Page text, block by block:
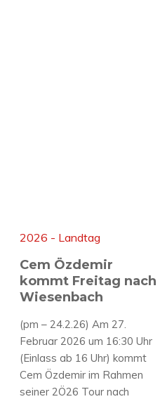
2026 - Landtag
Cem Özdemir
kommt Freitag nach
Wiesenbach
(pm – 24.2.26) Am 27.
Februar 2026 um 16:30 Uhr
(Einlass ab 16 Uhr) kommt
Cem Özdemir im Rahmen
seiner 2Ö26 Tour nach